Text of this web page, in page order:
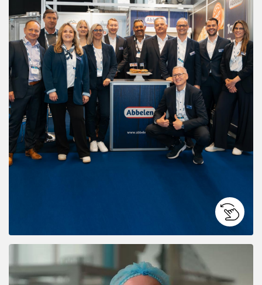
„
Gemeinsam zum Erfolg: Unser Team auf der Messe mit
bester Stimmung.
Auch dieses Jahr war Abbelen wieder auf der PLMA in
Amsterdam vertreten und es war ein voller Erfolg!